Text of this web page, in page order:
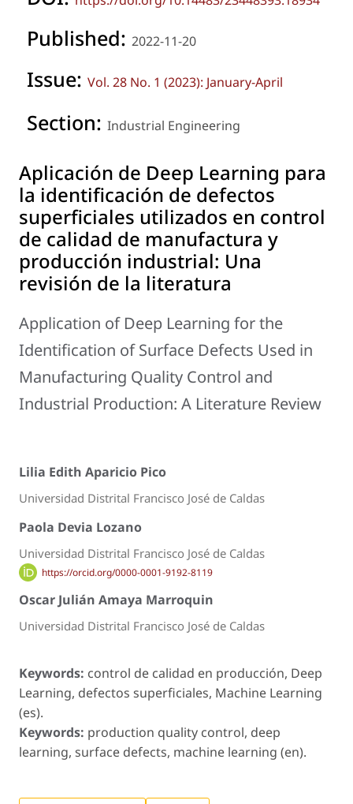
Published: 2022-11-20
Issue: Vol. 28 No. 1 (2023): January-April
Section: Industrial Engineering
Aplicación de Deep Learning para
la identificación de defectos
superficiales utilizados en control
de calidad de manufactura y
producción industrial: Una
revisión de la literatura
Application of Deep Learning for the
Identification of Surface Defects Used in
Manufacturing Quality Control and
Industrial Production: A Literature Review
Lilia Edith Aparicio Pico
Universidad Distrital Francisco José de Caldas
Paola Devia Lozano
Universidad Distrital Francisco José de Caldas
https://orcid.org/0000-0001-9192-8119
Oscar Julián Amaya Marroquin
Universidad Distrital Francisco José de Caldas
Keywords: control de calidad en producción, Deep
Learning, defectos superficiales, Machine Learning
(es).
Keywords: production quality control, deep
learning, surface defects, machine learning (en).